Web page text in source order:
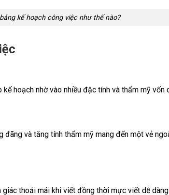
kế hoạch công việc như thế nào?
hoạch nhờ vào nhiều đặc tính và thẩm mỹ vốn
và tăng tính thẩm mỹ mang đến một vẻ
thoải mái khi viết đồng thời mực viết dễ